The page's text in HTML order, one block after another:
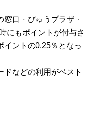
口・びゅうプラザ・
にもポイントが付与さ
イントの0.25％となっ
ドなどの利用がベスト